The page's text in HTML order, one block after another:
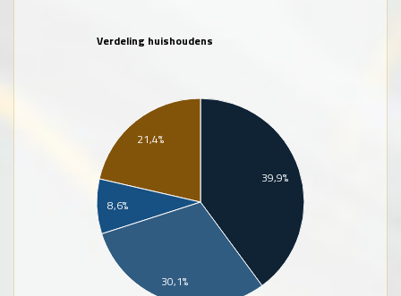
Verdeling huishoudens
39,9%
21,4%
8,6%
30,1%